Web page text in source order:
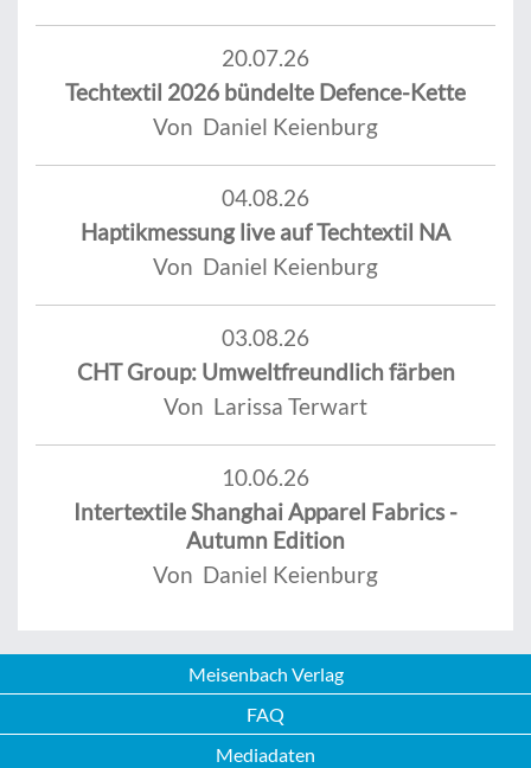
20.07.26
Techtextil 2026 bündelte Defence-Kette
Von Daniel Keienburg
04.08.26
Haptikmessung live auf Techtextil NA
Von Daniel Keienburg
03.08.26
CHT Group: Umweltfreundlich färben
Von Larissa Terwart
10.06.26
Intertextile Shanghai Apparel Fabrics -
Autumn Edition
Von Daniel Keienburg
Meisenbach Verlag
FAQ
Mediadaten